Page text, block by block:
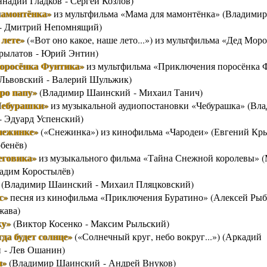
из мультфильма «Мама для мамонтёнка» (Владимир
Дмитрий Непомнящий)
(«Вот оно какое, наше лето...») из мультфильма «Дед
- Юрий Энтин)
Фунтика»из мультфильма «Приключения поросёнка
- Валерий Шульжик)
папу»(Владимир Шаинский - Михаил Танич)
из музыкальной аудиопостановки «Чебурашка»
Успенский)
(«Снежинка») из кинофильма «Чародеи» (Евгений
из музыкального фильма «Тайна Снежной королевы»
Коростылёв)
Шаинский - Михаил Пляцковский)
песня из кинофильма «Приключения Буратино» (Алексей
(Виктор Косенко - Максим Рыльский)
будет солнце»(«Солнечный круг, небо вокруг...») (Аркадий
- Лев Ошанин)
(Владимир Шаинский - Андрей Внуков)